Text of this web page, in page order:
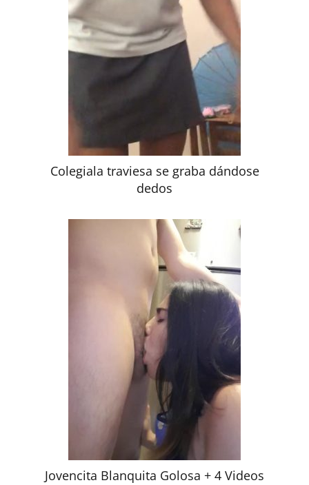
Colegiala traviesa se graba dándose
dedos
Jovencita Blanquita Golosa + 4 Videos